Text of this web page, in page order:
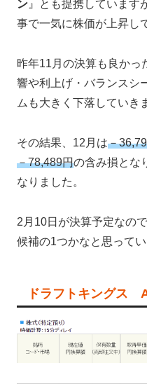
ン』とも提携しています
事で一気に株価が上昇し
昨年11月の決算も良かっ
響や利上げ・バランスシ
ムも大きく下落していき
その結果、12月は－
－78,489円の含み損とな
なりました。
2月10日が決算予定なの
候補の1つかなと思ってい
ドラフトキングス